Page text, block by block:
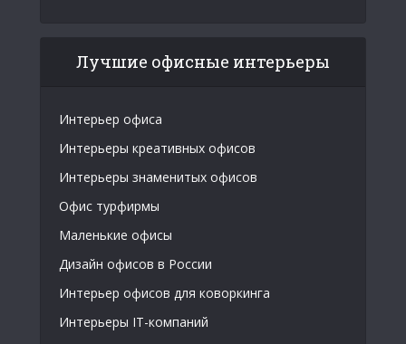
Лучшие офисные интерьеры
Интерьер офиса
Интерьеры креативных офисов
Интерьеры знаменитых офисов
Офис турфирмы
Маленькие офисы
Дизайн офисов в России
Интерьер офисов для коворкинга
Интерьеры IT-компаний